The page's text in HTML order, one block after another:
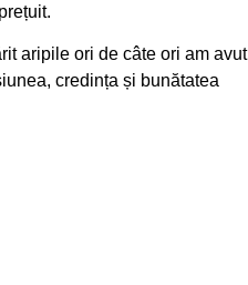
aripile ori de câte ori am avut
credința și bunătatea